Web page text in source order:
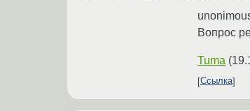
Вопрос
Tuma (
Ссылка